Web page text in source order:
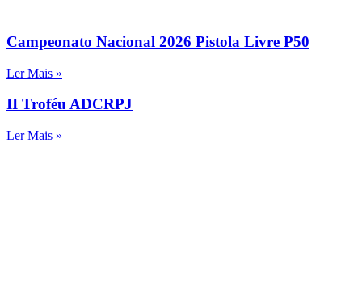
Campeonato Nacional 2026 Pistola Livre P50
Ler Mais »
II Troféu ADCRPJ
Ler Mais »